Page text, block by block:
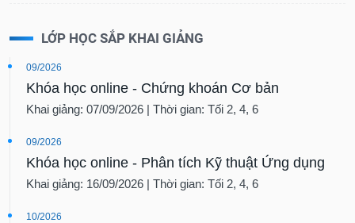
LỚP HỌC SẮP KHAI GIẢNG
09/2026
Khóa học online - Chứng khoán Cơ bản
Khai giảng: 07/09/2026 | Thời gian: Tối 2, 4, 6
09/2026
Khóa học online - Phân tích Kỹ thuật Ứng dụng
Khai giảng: 16/09/2026 | Thời gian: Tối 2, 4, 6
10/2026